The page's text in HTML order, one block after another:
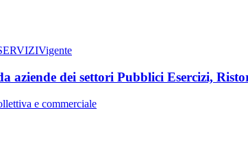
Vigente
aziende dei settori Pubblici Esercizi,
e commerciale